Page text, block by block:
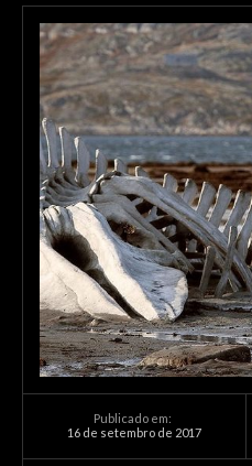
Publicado em:
16 de setembro de 2017